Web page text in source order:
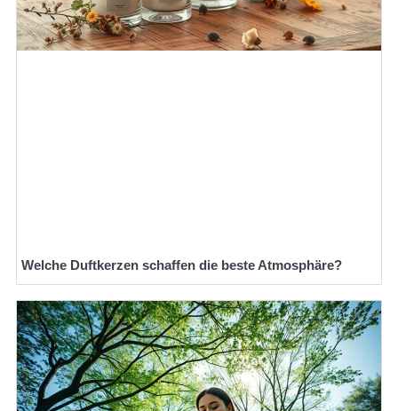
Welche Duftkerzen schaffen die beste Atmosphäre?